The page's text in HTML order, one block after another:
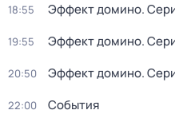
18:55 Эффект домино.
19:55 Эффект домино.
20:50 Эффект домино.
22:00 События